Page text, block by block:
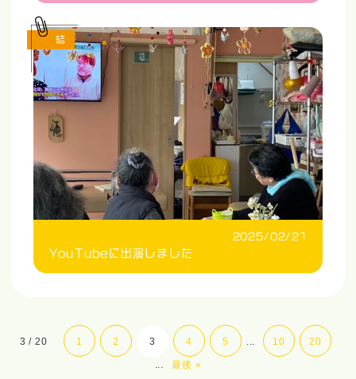
2025/02/21
YouTubeに出演しました
結
3 / 20 1 2 3 4 5 ... 10 20
... 最後 »